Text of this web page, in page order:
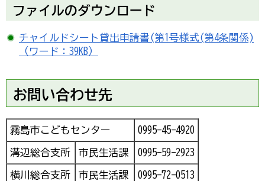
ファイルのダウンロード
チャイルドシート貸出申請書(第1号様式(第4条関係)
（ワード：39KB）
お問い合わせ先
霧島市こどもセンター 0995-45-4920
溝辺総合支所 市民生活課 0995-59-2923
横川総合支所 市民生活課 0995-72-0513